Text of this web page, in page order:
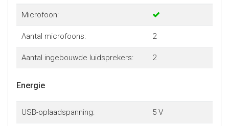
Microfoon:
Aantal microfoons: 2
Aantal ingebouwde luidsprekers: 2
Energie
USB-oplaadspanning: 5 V